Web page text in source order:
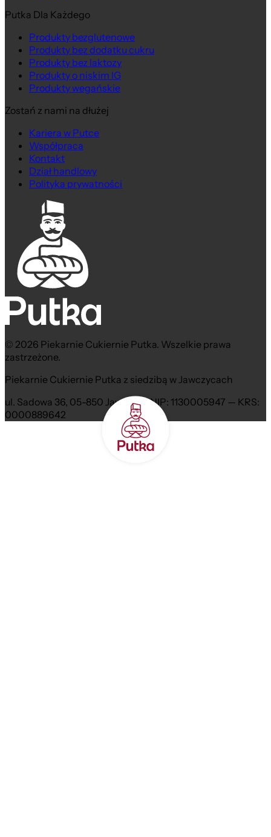
Putka Dla Każdego
Produkty bezglutenowe
Produkty bez dodatku cukru
Produkty bez laktozy
Produkty o niskim IG
Produkty wegańskie
Zostań z nami na dłużej
Kariera w Putce
Współpraca
Kontakt
Dział handlowy
Polityka prywatności
© 2026 Piekarnie Cukiernie Putka. Wszelkie prawa
zastrzeżone.
Piekarnie Cukiernie Putka z siedzibą w Jawczycach
ul. Sadowa 36, 05-850 Jawczyce NIP: 1130005947 — KRS:
0000889642